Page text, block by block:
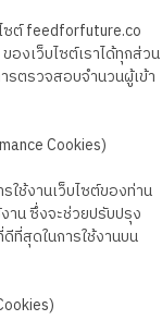
ซต์ feedforfuture.co
องเว็บไซต์เราได้ทุกส่วน
รตรวจสอบจำนวนผู้เข้า
Cookies)
ใช้งานเว็บไซต์ของท่าน
าน ซึ่งจะช่วยปรับปรุง
ที่สุดในการใช้งานบน